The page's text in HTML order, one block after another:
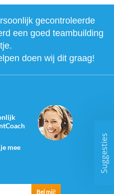
gecontroleerde
een goed teambuilding
doen wij dit graag!
mee
Suggesties